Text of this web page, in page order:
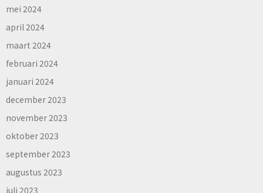
mei 2024
april 2024
maart 2024
februari 2024
januari 2024
december 2023
november 2023
oktober 2023
september 2023
augustus 2023
juli 2023